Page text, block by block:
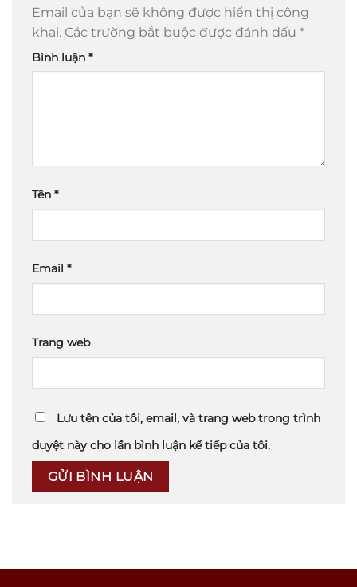
Email của bạn sẽ không được hiển thị công
khai. Các trường bắt buộc được đánh dấu *
Bình luận *
Tên *
Email *
Trang web
Lưu tên của tôi, email, và trang web trong trình
duyệt này cho lần bình luận kế tiếp của tôi.